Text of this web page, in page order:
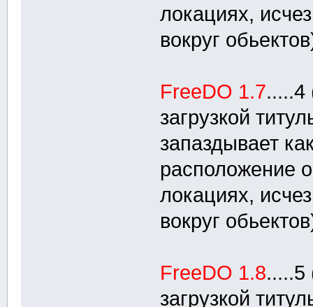
локациях,
вокруг
FreeDO 1.7.....4
загрузкой
запаздывает
расположение
локациях,
вокруг
FreeDO 1.8.....5
загрузкой